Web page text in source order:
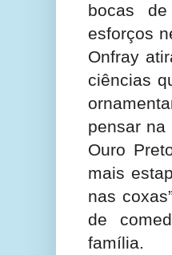
bocas
esforços
Onfray
ciências
pensar
Ouro
mais
nas
de
família.